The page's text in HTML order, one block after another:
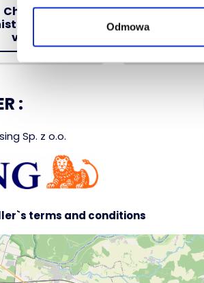
Odmowa
Check the
of the
vehicle
:
Sp. z o.o.
terms and conditions